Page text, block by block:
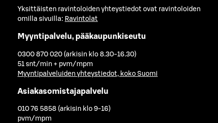
Yksittäisten ravintoloiden yhteystiedot ovat ravintoloiden
omilla sivuilla: Ravintolat
Myyntipalvelu, pääkaupunkiseutu
0300 870 020 (arkisin klo 8.30-16.30)
51 snt/min + pvm/mpm
Myyntipalveluiden yhteystiedot, koko Suomi
Asiakasomistajapalvelu
010 76 5858 (arkisin klo 9-16)
pvm/mpm